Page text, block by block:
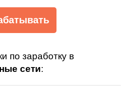
по заработку в
сети: